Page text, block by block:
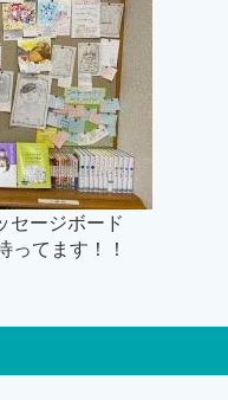
セージボード
ってます！！